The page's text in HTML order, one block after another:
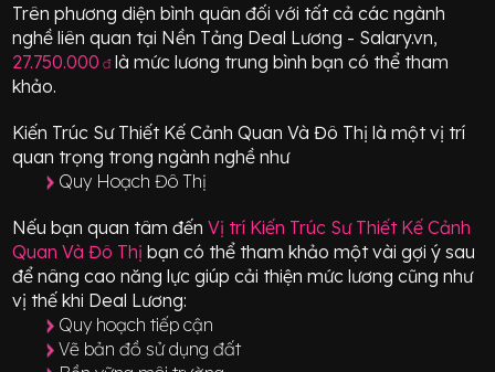
Trên phương diện bình quân đối với tất cả các ngành
nghề liên quan tại Nền Tảng Deal Lương - Salary.vn,
27.750.000 đlà mức lương trung bình bạn có thể tham
khảo.
Kiến Trúc Sư Thiết Kế Cảnh Quan Và Đô Thị là một vị trí
quan trọng trong ngành nghề như
Quy Hoạch Đô Thị
Nếu bạn quan tâm đến Vị trí Kiến Trúc Sư Thiết Kế Cảnh
Quan Và Đô Thị bạn có thể tham khảo một vài gợi ý sau
để nâng cao năng lực giúp cải thiện mức lương cũng như
vị thế khi Deal Lương:
Quy hoạch tiếp cận
Vẽ bản đồ sử dụng đất